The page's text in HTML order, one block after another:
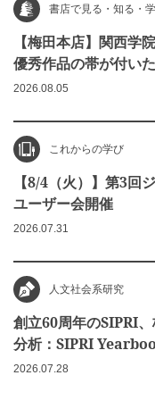
書店で見る・知る・
【梅田本店】関西学
優秀作品の帯が付い
2026.08.05
これからの学び
【8/4（火）】第3回
ユーザー会開催
2026.07.31
人文社会系研究
創立60周年のSIPRI
分析：SIPRI
2026.07.28